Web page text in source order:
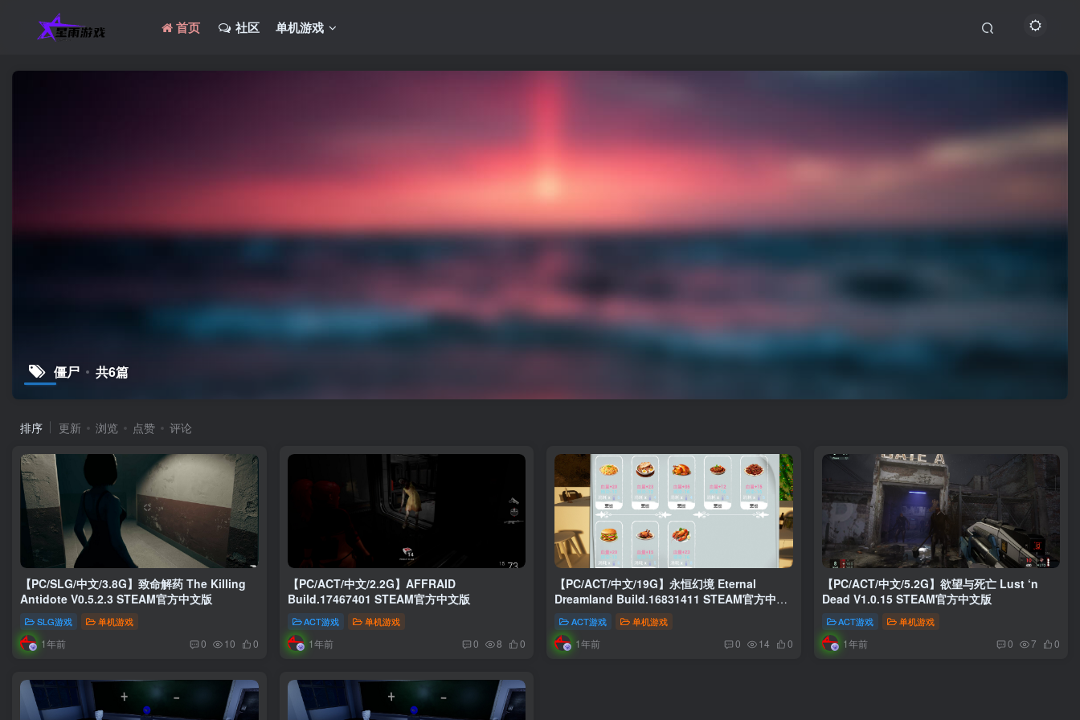
首页 社区 单机游戏
僵尸 共6篇
排序 更新 浏览 点赞 评论
【PC/SLG/中文/3.8G】致命解药 The Killing
Antidote V0.5.2.3 STEAM官方中文版
SLG游戏 单机游戏
1年前 0 10 0
【PC/ACT/中文/2.2G】AFFRAID
Build.17467401 STEAM官方中文版
ACT游戏 单机游戏
1年前 0 8 0
【PC/ACT/中文/19G】永恒幻境 Eternal
Dreamland Build.16831411 STEAM官方中文
ACT游戏 单机游戏
1年前 0 14 0
【PC/ACT/中文/5.2G】欲望与死亡 Lust ‘n
Dead V1.0.15 STEAM官方中文版
ACT游戏 单机游戏
1年前 0 7 0